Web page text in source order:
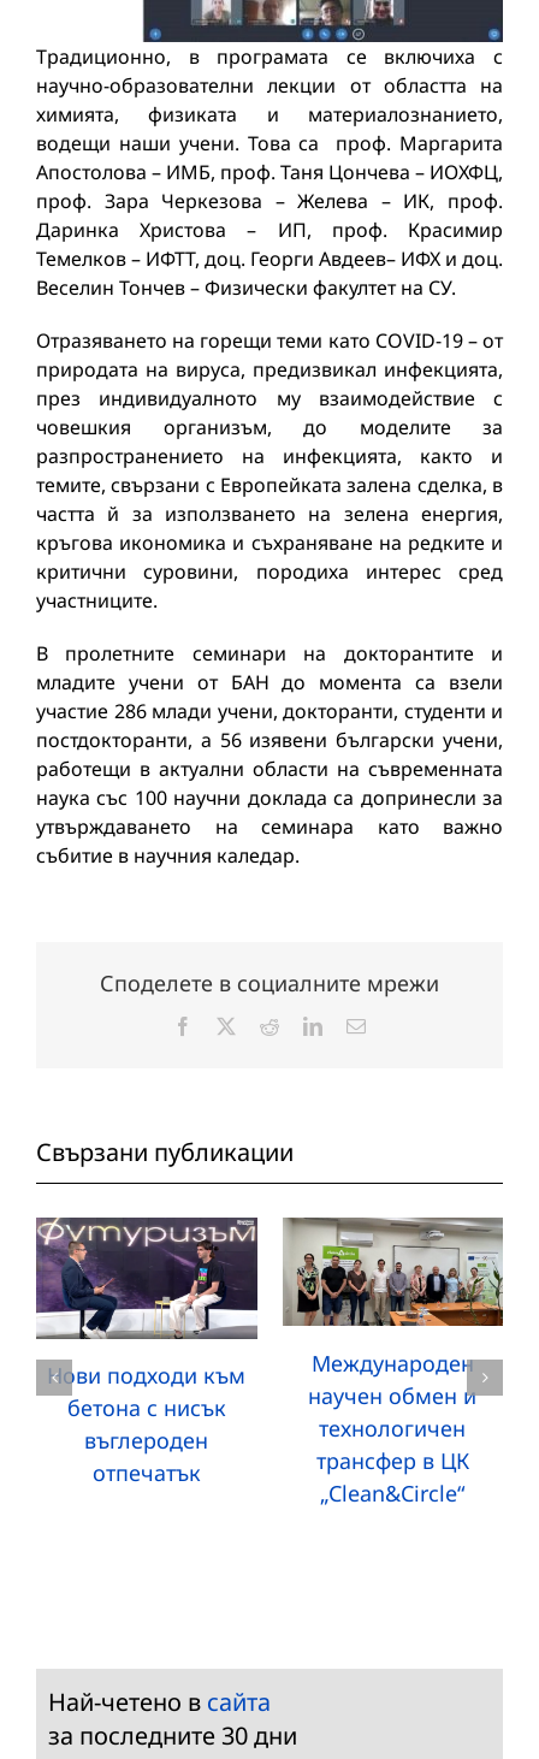
Традиционно, в програмата се включиха с
научно-образователни лекции от областта на
химията, физиката и материалознанието,
водещи наши учени. Това са проф. Маргарита
Апостолова – ИМБ, проф. Таня Цончева – ИОХФЦ,
проф. Зара Черкезова – Желева – ИК, проф.
Даринка Христова – ИП, проф. Красимир
Темелков – ИФТТ, доц. Георги Авдеев– ИФХ и доц.
Веселин Тончев – Физически факултет на СУ.
Отразяването на горещи теми като COVID-19 – от
природата на вируса, предизвикал инфекцията,
през индивидуалното му взаимодействие с
човешкия организъм, до моделите за
разпространението на инфекцията, както и
темите, свързани с Европейката залена сделка, в
частта й за използването на зелена енергия,
кръгова икономика и съхраняване на редките и
критични суровини, породиха интерес сред
участниците.
В пролетните семинари на докторантите и
младите учени от БАН до момента са взели
участие 286 млади учени, докторанти, студенти и
постдокторанти, а 56 изявени български учени,
работещи в актуални области на съвременната
наука със 100 научни доклада са допринесли за
утвърждаването на семинара като важно
събитие в научния каледар.
Споделете в социалните мрежи
Facebook RedditLinkedInЕлектронна
Свързани публикации
Нови подходи към
бетона с нисък
въглероден
отпечатък
Международен
научен обмен и
технологичен
трансфер в ЦК
„Clean&Circle“
Най-четено в сайта
за последните 30 дни